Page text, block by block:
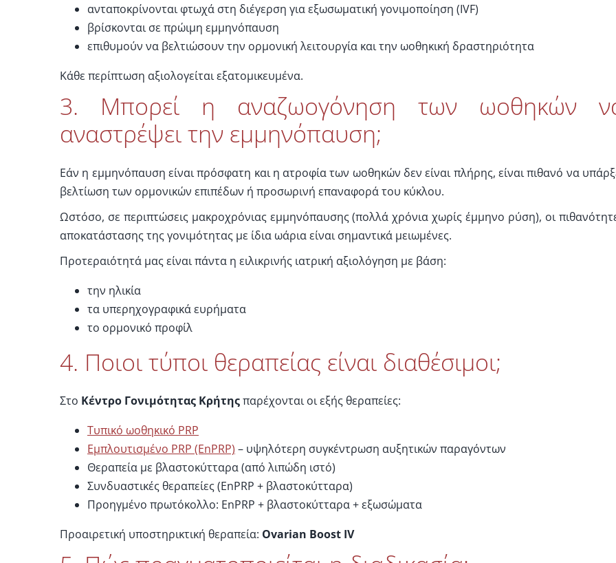
ανταποκρίνονται φτωχά στη διέγερση για εξωσωματική γονιμοποίηση (IVF)
βρίσκονται σε πρώιμη εμμηνόπαυση
επιθυμούν να βελτιώσουν την ορμονική λειτουργία και την ωοθηκική δραστηριότητα
Κάθε περίπτωση αξιολογείται εξατομικευμένα.
3. Μπορεί η αναζωογόνηση των ωοθηκών
αναστρέψει την εμμηνόπαυση;
Εάν η εμμηνόπαυση είναι πρόσφατη και η ατροφία των ωοθηκών δεν είναι πλήρης, είναι πιθανό να
βελτίωση των ορμονικών επιπέδων ή προσωρινή επαναφορά του κύκλου.
Ωστόσο, σε περιπτώσεις μακροχρόνιας εμμηνόπαυσης (πολλά χρόνια χωρίς έμμηνο ρύση), οι
αποκατάστασης της γονιμότητας με ίδια ωάρια είναι σημαντικά μειωμένες.
Προτεραιότητά μας είναι πάντα η ειλικρινής ιατρική αξιολόγηση με βάση:
την ηλικία
τα υπερηχογραφικά ευρήματα
το ορμονικό προφίλ
4. Ποιοι τύποι θεραπείας είναι διαθέσιμοι;
Στο Κέντρο Γονιμότητας Κρήτηςπαρέχονται οι εξής θεραπείες:
Τυπικό ωοθηκικό PRP
Εμπλουτισμένο PRP (EnPRP) – υψηλότερη συγκέντρωση αυξητικών παραγόντων
Θεραπεία με βλαστοκύτταρα (από λιπώδη ιστό)
Συνδυαστικές θεραπείες (EnPRP + βλαστοκύτταρα)
Προηγμένο πρωτόκολλο: EnPRP + βλαστοκύτταρα + εξωσώματα
Προαιρετική υποστηρικτική θεραπεία: Ovarian BoostIV